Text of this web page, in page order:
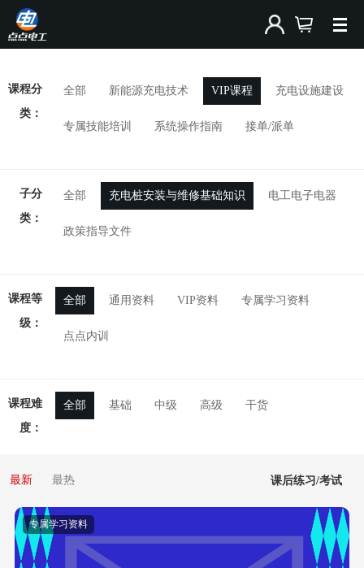
课程分
类：
全部 新能源充电技术 VIP课程 充电设施建设
专属技能培训 系统操作指南 接单/派单
子分
类：
全部 充电桩安装与维修基础知识 电工电子电器
政策指导文件
课程等
级：
全部 通用资料 VIP资料 专属学习资料
点点内训
课程难
度：
全部 基础 中级 高级 干货
最新 最热 课后练习/考试
专属学习资料